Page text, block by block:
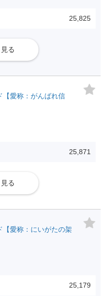
25,825
る
愛称：がんばれ信
25,871
る
【愛称：にいがたの架
25,179